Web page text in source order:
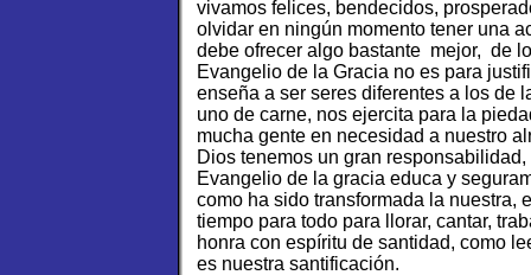
vivamos felices, bendecidos,
olvidar en ningún momento tener una
debe ofrecer algo bastante mejor, de
Evangelio de la Gracia no es para
enseña a ser seres diferentes a los de
uno de carne, nos ejercita para la
mucha gente en necesidad a nuestro
Dios tenemos un gran
Evangelio de la gracia educa y
como ha sido transformada la nuestra,
tiempo para todo para llorar, cantar,
honra con espíritu de santidad, como
es nuestra santificación.